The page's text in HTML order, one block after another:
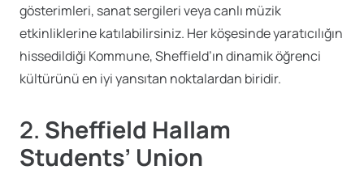
gösterimleri, sanat sergileri veya canlı müzik
etkinliklerine katılabilirsiniz. Her köşesinde yaratıcılığın
hissedildiği Kommune, Sheffield’ın dinamik öğrenci
kültürünü en iyi yansıtan noktalardan biridir.
2. Sheffield Hallam
Students’ Union